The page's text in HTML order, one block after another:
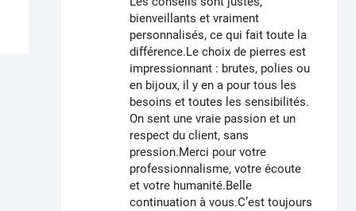
bienveillants et vraiment
personnalisés, ce qui fait toute la
différence.Le choix de pierres est
impressionnant : brutes, polies ou
en bijoux, il y en a pour tous les
besoins et toutes les sensibilités.
On sent une vraie passion et un
respect du client, sans
pression.Merci pour votre
professionnalisme, votre écoute
et votre humanité.Belle
continuation à vous.C’est toujours